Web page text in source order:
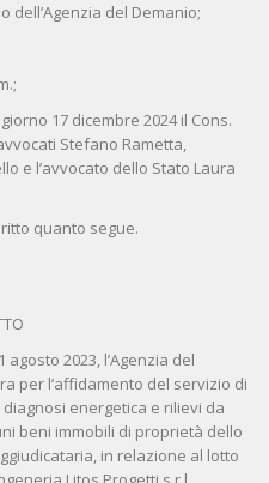
dell’Agenzia del Demanio;
17 dicembre 2024 il Cons.
Stefano Rametta,
e l’avvocato dello Stato Laura
quanto segue.
2023, l’Agenzia del
per l’affidamento del servizio di
energetica e rilievi da
beni immobili di proprietà dello
in relazione al lotto